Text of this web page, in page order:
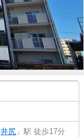
井尻 」駅 徒歩17分